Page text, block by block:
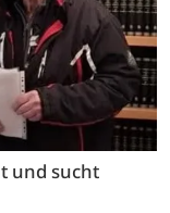
und sucht